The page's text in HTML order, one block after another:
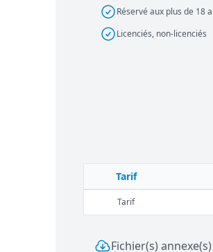
Réservé aux plus de 18
Licenciés, non-licenciés
Tarif
Tarif
Fichier(s) annexe(s)